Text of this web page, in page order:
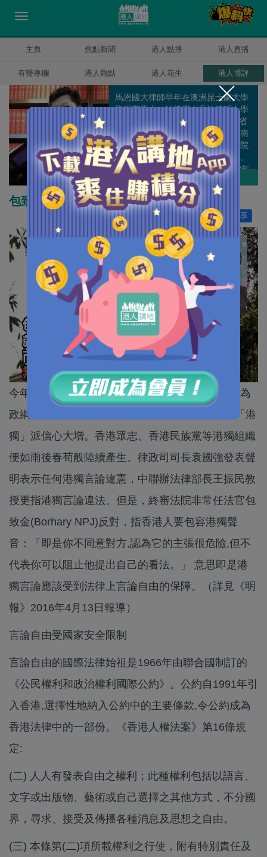
主頁 焦點新聞 港人點播 港人直播
有聲專欄 港人觀點 港人花生 港人博評
馬恩國
馬恩國大律師早年在澳洲昆士蘭大學
取得商學士、法律學士及法律碩士學
位，在1996年4月成為澳洲昆士蘭省
高等法院執業大律師，隨後也在新南
威爾斯高等法院、維多利亞高等法院
及澳洲最高法院等取得大律師資格。
馬大律師在2007年9月回港，2008年
成為香港高等法院執業大律師。 他曾
為澳洲兩所大學法律學院的兼職講
師，亦是天津南開大學法律學院客座
教授；於2009年，獲保安局局長委任
為獨立監察警方處理投訴委員會觀察
員，於2010年獲行政長官委任為委
作者其他博評
包致金錯解言論自由 偏私人權無視國家
分享
讚好 0
今年2月，繼立法會新界東議席補選，以本土主義為
政綱的梁天琦獲得約66,000票的選票支持，此後「港
獨」派信心大增。香港眾志、香港民族黨等港獨組織
便如雨後春荀般陸續產生。律政司司長袁國強發表聲
明表示任何港獨言論違憲，中聯辦法律部長王振民教
授更指港獨言論違法。但是，終審法院非常任法官包
致金(Borhary NPJ)反對，指香港人要包容港獨聲
音：「即是你不同意對方,認為它的主張很危險,但不
代表你可以阻止他提出自己的看法。」 意思即是港
獨言論應該受到法律上言論自由的保障。（詳見《明
報》2016年4月13日報導）
言論自由受國家安全限制
言論自由的國際法律始祖是1966年由聯合國制訂的
《公民權利和政治權利國際公約》。公約自1991年引
入香港,選擇性地納入公約中的主要條款,令公約成為
香港法律中的一部份。《香港人權法案》第16條規
定:
(二) 人人有發表自由之權利；此種權利包括以語言、
文字或出版物、藝術或自己選擇之其他方式，不分國
界，尋求、接受及傳播各種消息及思想之自由。
(三) 本條第(二)項所載權利之行使，附有特別責任及